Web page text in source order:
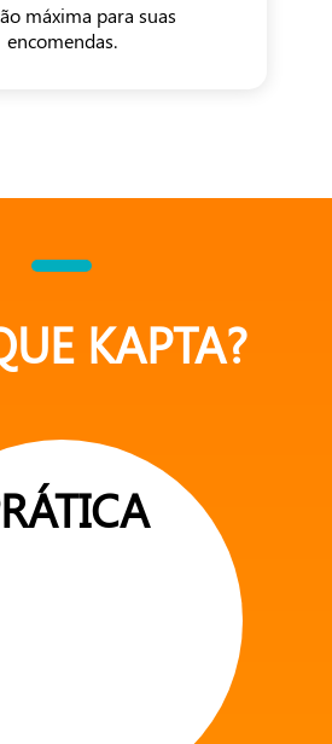
máxima para suas
encomendas.
KAPTA?